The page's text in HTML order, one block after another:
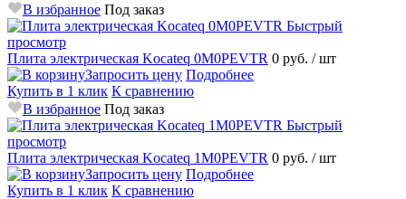
В избранное Под заказ
Быстрый
просмотр
Плита электрическая Kocateq 0M0PEVTR 0 руб. / шт
Запросить цену Подробнее
Купить в 1 клик К сравнению
В избранное Под заказ
Быстрый
просмотр
Плита электрическая Kocateq 1M0PEVTR 0 руб. / шт
Запросить цену Подробнее
Купить в 1 клик К сравнению